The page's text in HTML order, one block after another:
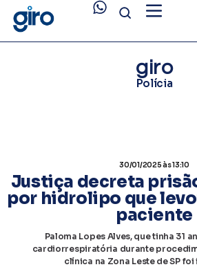
giro
Polícia
30/01/2025às 13:10
Justiça decreta
por hidrolipo que
paciente
Paloma Lopes Alves, que tinha 31
cardiorrespiratória durante
clínica na Zona Leste de SP